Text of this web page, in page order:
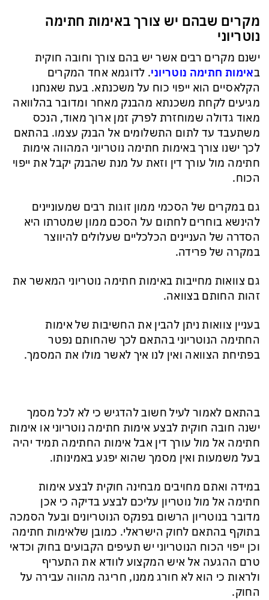
מקרים שבהם יש צורך באימות חתימה
נוטריוני
ישנם מקרים רבים אשר יש בהם צורך וחובה חוקית
באימות חתימה נוטריוני. לדוגמא אחד המקרים
הקלאסיים הוא ייפוי כוח על משכנתא. בעת שאנחנו
מגיעים לקחת משכנתא מהבנק מאחר ומדובר בהלוואה
מאוד גדולה שמוחזרת לפרק זמן ארוך מאוד, הנכס
משתעבד עד לתום התשלומים אל הבנק עצמו. בהתאם
לכך ישנו צורך באימות חתימה נוטריוני המהווה אימות
חתימה מול עורך דין וזאת על מנת שהבנק יקבל את ייפוי
הכוח.
גם במקרים של הסכמי ממון זוגות רבים שמעוניינים
להינשא בוחרים לחתום על הסכם ממון שמטרתו היא
הסדרה של העניינים הכלכליים שעלולים להיווצר
במקרה של פרידה.
גם צוואות מחייבות באימות חתימה נוטריוני המאשר את
זהות החותם בצוואה.
בעניין צוואות ניתן להבין את החשיבות של אימות
החתימה הנוטריוני בהתאם לכך שהחותם נפטר
בפתיחת הצוואה ואין לנו איך לאשר מולו את המסמך.
בהתאם לאמור לעיל חשוב להדגיש כי לא לכל מסמך
ישנה חובה חוקית לבצע אימות חתימה נוטריוני או אימות
חתימה אל מול עורך דין אבל אימות החתימה תמיד יהיה
בעל משמעות ואין מסמך שהוא יפגע באמינותו.
במידה ואתם מחויבים מבחינה חוקית לבצע אימות
חתימה אל מול נוטריון עליכם לבצע בדיקה כי אכן
מדובר בנוטריון הרשום בפנקס הנוטריונים ובעל הסמכה
בתוקף בהתאם לחוק הישראלי. כמובן שלאימות חתימה
וכן ייפוי הכוח הנוטריוני יש תעיפים הקבועים בחוק וכדאי
טרם ההגעה אל איש המקצוע לוודא את התעריף
ולראות כי הוא לא חורג ממנו, חריגה מהווה עבירה על
החוק.